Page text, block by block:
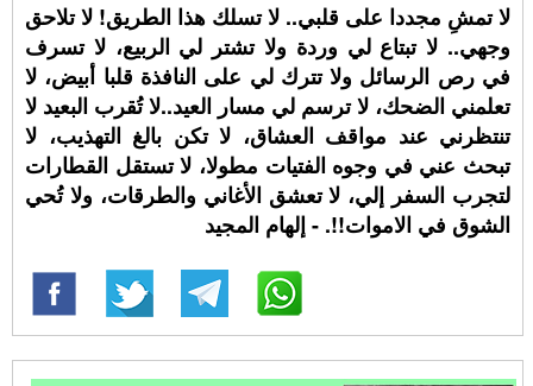
لا تمشِ مجددا على قلبي.. لا تسلك هذا الطريق! لا تلاحق
وجهي.. لا تبتاع لي وردة ولا تشتر لي الربيع، لا تسرف
في رص الرسائل ولا تترك لي على النافذة قلبا أبيض، لا
تعلمني الضحك، لا ترسم لي مسار العيد..لا تُقرب البعيد لا
تنتظرني عند مواقف العشاق، لا تكن بالغ التهذيب، لا
تبحث عني في وجوه الفتيات مطولا، لا تستقل القطارات
لتجرب السفر إلي، لا تعشق الأغاني والطرقات، ولا تُحي
الشوق في الاموات!!. - إلهام المجيد